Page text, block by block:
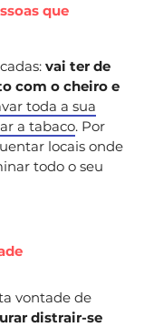
que
vai ter de
com o cheiro e
toda a sua
a tabaco. Por
locais onde
todo o seu
vontade de
distrair-se